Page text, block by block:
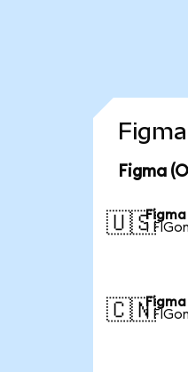
Figma
Figma
🇺🇸Figma
1
🇨🇳
1